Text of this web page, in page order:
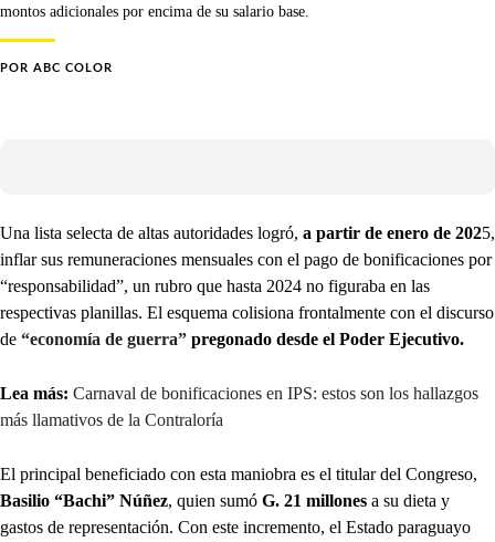
montos adicionales por encima de su salario base.
POR ABC COLOR
Una lista selecta de altas autoridades logró, a partir de enero de 2025,
inflar sus remuneraciones mensuales con el pago de bonificaciones por
“responsabilidad”, un rubro que hasta 2024 no figuraba en las
respectivas planillas. El esquema colisiona frontalmente con el discurso
de “economía de guerra” pregonado desde el Poder Ejecutivo.
Lea más: Carnaval de bonificaciones en IPS: estos son los hallazgos
más llamativos de la Contraloría
El principal beneficiado con esta maniobra es el titular del Congreso,
Basilio “Bachi” Núñez, quien sumó G. 21 millones a su dieta y
gastos de representación. Con este incremento, el Estado paraguayo